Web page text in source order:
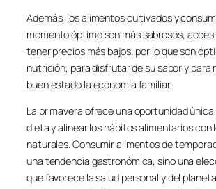
Además, los alimentos cultivados y
momento óptimo son más sabrosos,
tener precios más bajos, por lo que son
nutrición, para disfrutar de su sabor y para
buen estado la economía familiar.
La primavera ofrece una oportunidad
dieta y alinear los hábitos alimentarios con
naturales. Consumir alimentos de
una tendencia gastronómica, sino una
que favorece la salud personal y del